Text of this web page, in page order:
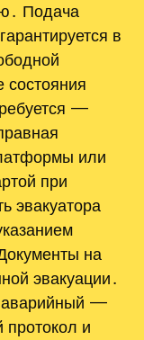
Подача
в
состояния
—
или
при
эвакуатора
на
эвакуации․
аварийный —
и